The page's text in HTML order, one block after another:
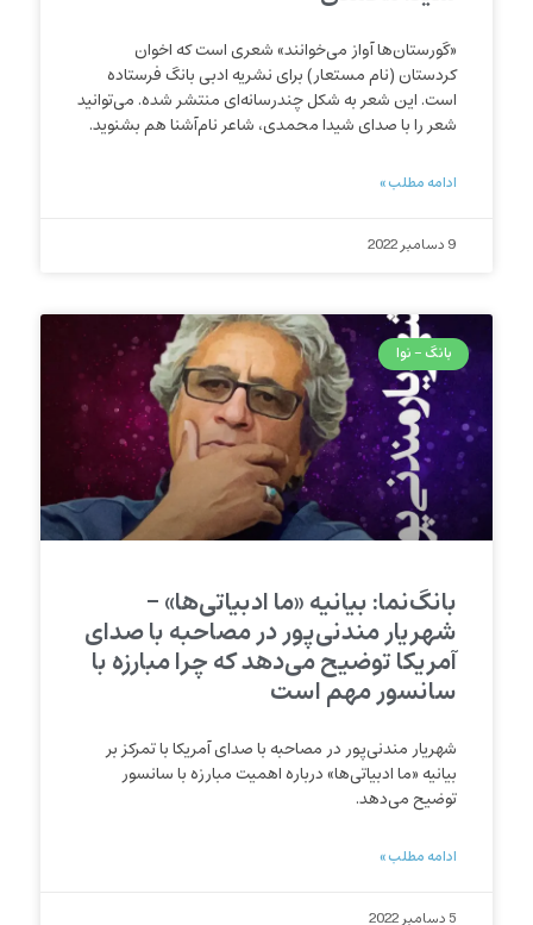
«گورستان‌ها آواز می‌خوانند» شعری است که اخوان
کردستان (نام مستعار) برای نشریه ادبی بانگ فرستاده
است. این شعر به شکل چندرسانه‌ای منتشر شده. می‌‌توانید
شعر را با صدای شیدا محمدی، شاعر نام‌آشنا هم بشنوید.
ادامه مطلب »
9 دسامبر 2022
بانگ - نوا
بانگ‌نما: بیانیه «ما ادبیاتی‌ها» –
شهریار مندنی‌پور در مصاحبه با صدای
آمریکا توضیح می‌دهد که چرا مبارزه با
سانسور مهم است
شهریار مندنی‌پور در مصاحبه با صدای آمریکا با تمرکز بر
بیانیه «ما ادبیاتی‌ها» درباره اهمیت مبارزه با سانسور
توضیح می‌دهد.
ادامه مطلب »
5 دسامبر 2022